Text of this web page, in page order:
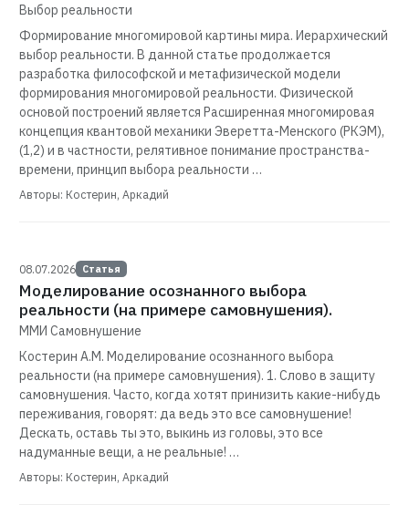
Выбор реальности
Формирование многомировой картины мира. Иерархический
выбор реальности. В данной статье продолжается
разработка философской и метафизической модели
формирования многомировой реальности. Физической
основой построений является Расширенная многомировая
концепция квантовой механики Эверетта-Менского (РКЭМ),
(1,2) и в частности, релятивное понимание пространства-
времени, принцип выбора реальности …
Авторы: Костерин, Аркадий
08.07.2026 Статья
Моделирование осознанного выбора
реальности (на примере самовнушения).
ММИ Самовнушение
Костерин А.М. Моделирование осознанного выбора
реальности (на примере самовнушения). 1. Слово в защиту
самовнушения. Часто, когда хотят принизить какие-нибудь
переживания, говорят: да ведь это все самовнушение!
Дескать, оставь ты это, выкинь из головы, это все
надуманные вещи, а не реальные! …
Авторы: Костерин, Аркадий